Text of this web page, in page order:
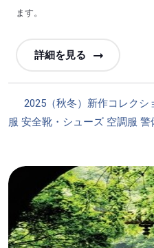
ます。
詳細を見る
カ
テ
2025（秋冬）新作コレクシ
服 安全靴・シューズ 空調服 警